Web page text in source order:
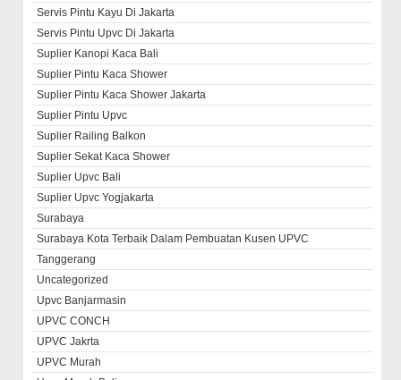
Servis Pintu Kayu Di Jakarta
Servis Pintu Upvc Di Jakarta
Suplier Kanopi Kaca Bali
Suplier Pintu Kaca Shower
Suplier Pintu Kaca Shower Jakarta
Suplier Pintu Upvc
Suplier Railing Balkon
Suplier Sekat Kaca Shower
Suplier Upvc Bali
Suplier Upvc Yogjakarta
Surabaya
Surabaya Kota Terbaik Dalam Pembuatan Kusen UPVC
Tanggerang
Uncategorized
Upvc Banjarmasin
UPVC CONCH
UPVC Jakrta
UPVC Murah